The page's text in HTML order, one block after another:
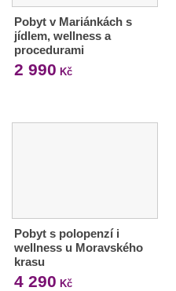
Pobyt v Mariánkách s
jídlem, wellness a
procedurami
2 990 Kč
Pobyt s polopenzí i
wellness u Moravského
krasu
4 290 Kč